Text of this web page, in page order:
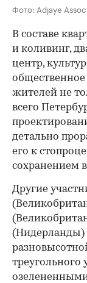
Фото: Adjaye
В составе
и коливинг,
центр,
общественное
жителей не
всего
детально
его к
сохранением
Другие
(Нидерланды)
треугольного